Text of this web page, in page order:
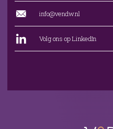
info@vendw.nl
Volg ons op LinkedIn